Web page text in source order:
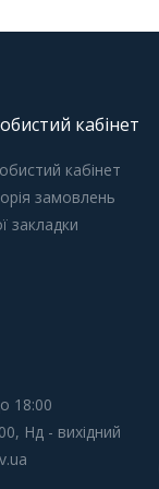
кабінет
кабінет
замовлень
закладки
18:00
Нд - вихідний